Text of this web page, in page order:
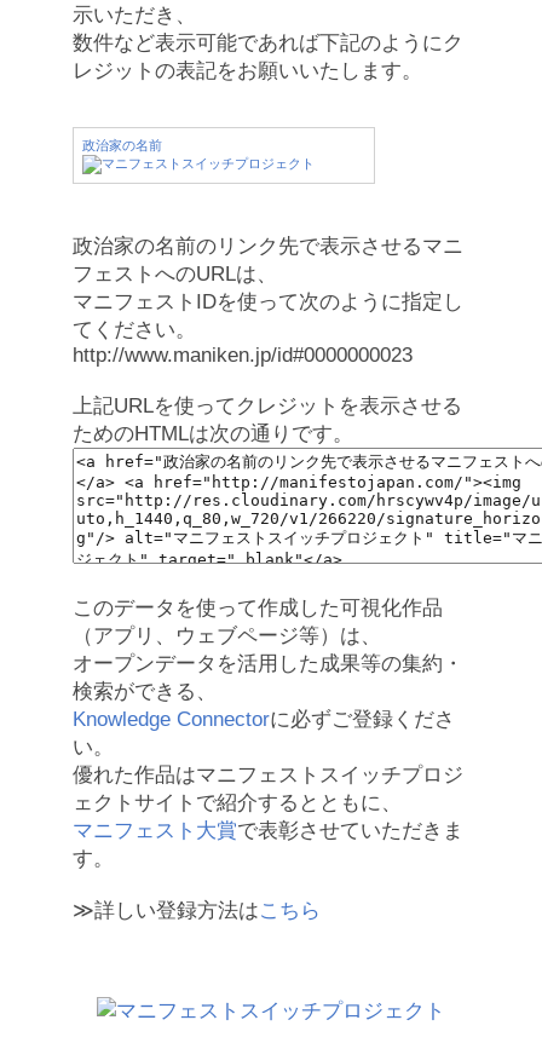
示いただき、
数件など表示可能であれば下記のようにク
レジットの表記をお願いいたします。
政治家の名前
政治家の名前のリンク先で表示させるマニ
フェストへのURLは、
マニフェストIDを使って次のように指定し
てください。
http://www.maniken.jp/id#0000000023
上記URLを使ってクレジットを表示させる
ためのHTMLは次の通りです。
このデータを使って作成した可視化作品
（アプリ、ウェブページ等）は、
オープンデータを活用した成果等の集約・
検索ができる、
Knowledge Connectorに必ずご登録くださ
い。
優れた作品はマニフェストスイッチプロジ
ェクトサイトで紹介するとともに、
マニフェスト大賞で表彰させていただきま
す。
≫詳しい登録方法はこちら